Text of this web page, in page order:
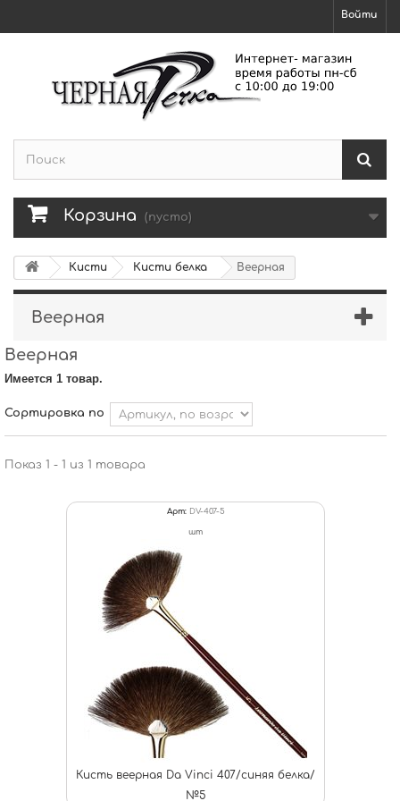
Войти
Корзина (пусто)
Кисти Кисти белка Веерная
Веерная
Веерная
Имеется 1 товар.
Сортировка по
Показ 1 - 1 из 1 товара
Арт: DV-407-5
шт
Кисть веерная Da Vinci 407/синяя белка/
№5